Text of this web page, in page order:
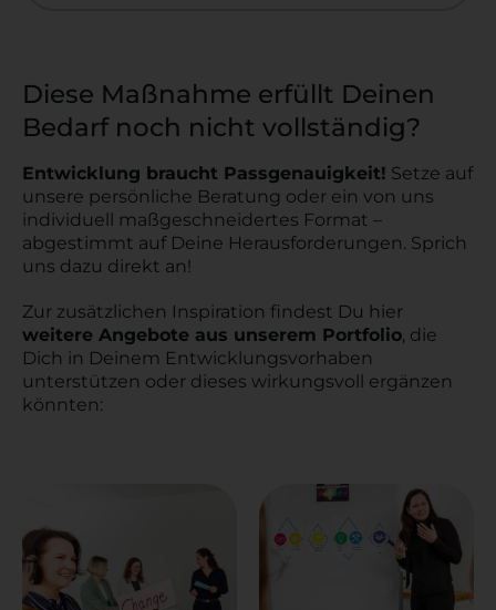
Diese Maßnahme erfüllt Deinen
Bedarf noch nicht vollständig?
Entwicklung braucht Passgenauigkeit! Setze auf
unsere persönliche Beratung oder ein von uns
individuell maßgeschneidertes Format –
abgestimmt auf Deine Herausforderungen. Sprich
uns dazu direkt an!
Zur zusätzlichen Inspiration findest Du hier
weitere Angebote aus unserem Portfolio, die
Dich in Deinem Entwicklungsvorhaben
unterstützen oder dieses wirkungsvoll ergänzen
könnten: